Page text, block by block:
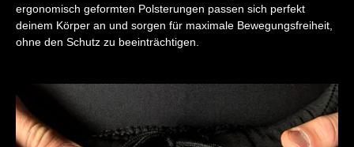
ergonomisch geformten Polsterungen passen sich perfekt
deinem Körper an und sorgen für maximale Bewegungsfreiheit,
ohne den Schutz zu beeinträchtigen.